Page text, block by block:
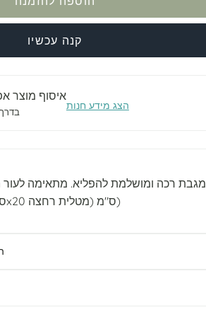
קנה עכשיו
איסוף מוצר
בדרך הצג מידע חנות
מגבת רכה ומושלמת להפליא. מתאימה לעור
90x90 ס"מ (מגבת), 20x20 ס"מ (מטלית רחצה)